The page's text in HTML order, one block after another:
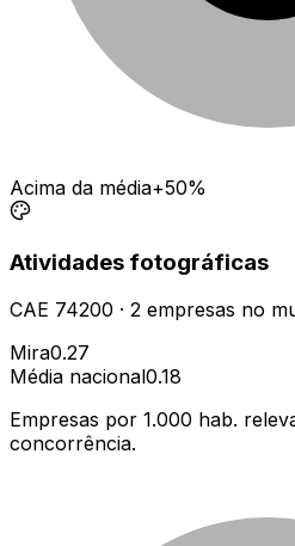
Acima da média+50%
Atividades fotográficas
CAE 74200 · 2 empresas no
Mira0.27
Média nacional0.18
Empresas por 1.000 hab.
concorrência.